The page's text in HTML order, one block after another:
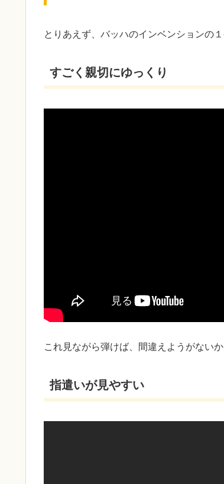
とりあえず、バッハのインベンションの
すごく親切にゆっくり
これ見ながら弾けば、間違えようがないか
指遣いが見やすい